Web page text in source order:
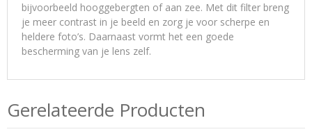
bijvoorbeeld hooggebergten of aan zee. Met dit filter breng
je meer contrast in je beeld en zorg je voor scherpe en
heldere foto’s. Daarnaast vormt het een goede
bescherming van je lens zelf.
Gerelateerde Producten